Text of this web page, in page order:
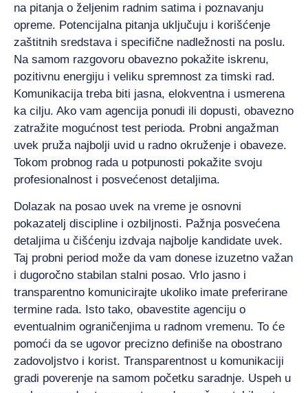
na pitanja o željenim radnim satima i poznavanju
opreme. Potencijalna pitanja uključuju i korišćenje
zaštitnih sredstava i specifične nadležnosti na poslu.
Na samom razgovoru obavezno pokažite iskrenu,
pozitivnu energiju i veliku spremnost za timski rad.
Komunikacija treba biti jasna, elokventna i usmerena
ka cilju. Ako vam agencija ponudi ili dopusti, obavezno
zatražite mogućnost test perioda. Probni angažman
uvek pruža najbolji uvid u radno okruženje i obaveze.
Tokom probnog rada u potpunosti pokažite svoju
profesionalnost i posvećenost detaljima.
Dolazak na posao uvek na vreme je osnovni
pokazatelj discipline i ozbiljnosti. Pažnja posvećena
detaljima u čišćenju izdvaja najbolje kandidate uvek.
Taj probni period može da vam donese izuzetno važan
i dugoročno stabilan stalni posao. Vrlo jasno i
transparentno komunicirajte ukoliko imate preferirane
termine rada. Isto tako, obavestite agenciju o
eventualnim ograničenjima u radnom vremenu. To će
pomoći da se ugovor precizno definiše na obostrano
zadovoljstvo i korist. Transparentnost u komunikaciji
gradi poverenje na samom početku saradnje. Uspeh u